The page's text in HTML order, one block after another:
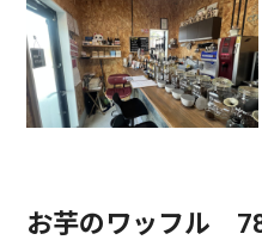
お芋のワッフル